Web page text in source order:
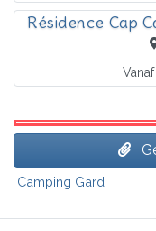
Résidence Cap
Vanaf
Camping Gard